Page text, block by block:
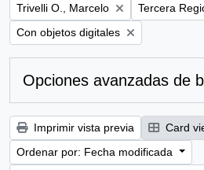
Remove filter:
Trivelli O., Marcelo Remove
Tercera
Remove filter:
Con objetos digitales
Opciones avanzadas de
Imprimir vista previa Card
Ordenar por: Fecha modificada